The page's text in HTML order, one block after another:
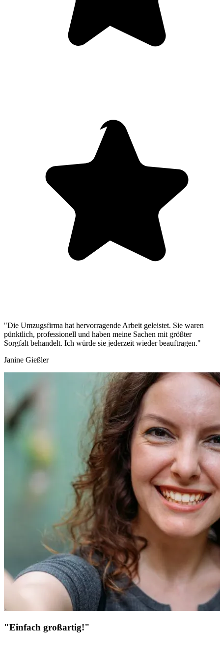
"Die Umzugsfirma hat hervorragende Arbeit geleistet. Sie waren
pünktlich, professionell und haben meine Sachen mit größter
Sorgfalt behandelt. Ich würde sie jederzeit wieder beauftragen."
Janine Gießler
"Einfach großartig!"